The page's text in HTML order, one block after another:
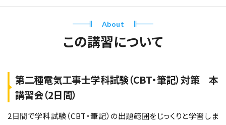
About
この講習について
第二種電気工事士学科試験（CBT・筆記）対策 本
講習会（2日間）
2日間で学科試験（CBT・筆記）の出題範囲をじっくりと学習しま